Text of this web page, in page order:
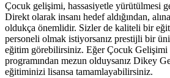
Çocuk gelişimi, hassasiyetle yürütülmesi
Direkt olarak insanı hedef aldığından,
oldukça önemlidir. Sizler de kaliteli bir
personeli olmak istiyorsanız prestijli bir
eğitim görebilirsiniz. Eğer Çocuk Gelişimi
programından mezun olduysanız Dikey
eğitiminizi lisansa tamamlayabilirsiniz.